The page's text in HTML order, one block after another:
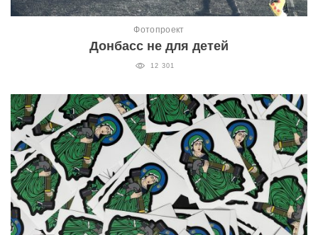
Фотопроект
Донбасс не для детей
12 301